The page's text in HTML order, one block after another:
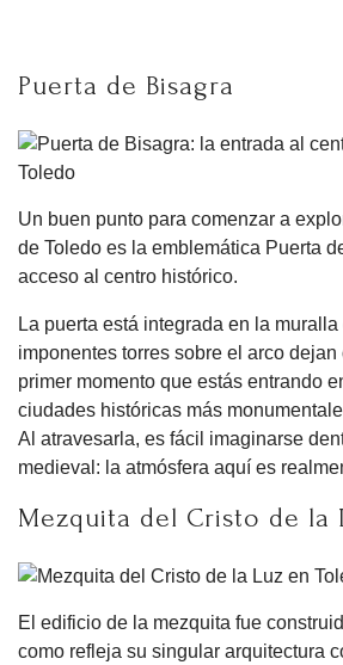
Puerta de Bisagra
Un buen punto para comenzar a
de Toledo es la emblemática Puerta
acceso al centro histórico.
La puerta está integrada en la
imponentes torres sobre el arco dejan
primer momento que estás entrando
ciudades históricas más
Al atravesarla, es fácil imaginarse
medieval: la atmósfera aquí es
Mezquita del Cristo de la
El edificio de la mezquita fue
como refleja su singular arquitectura